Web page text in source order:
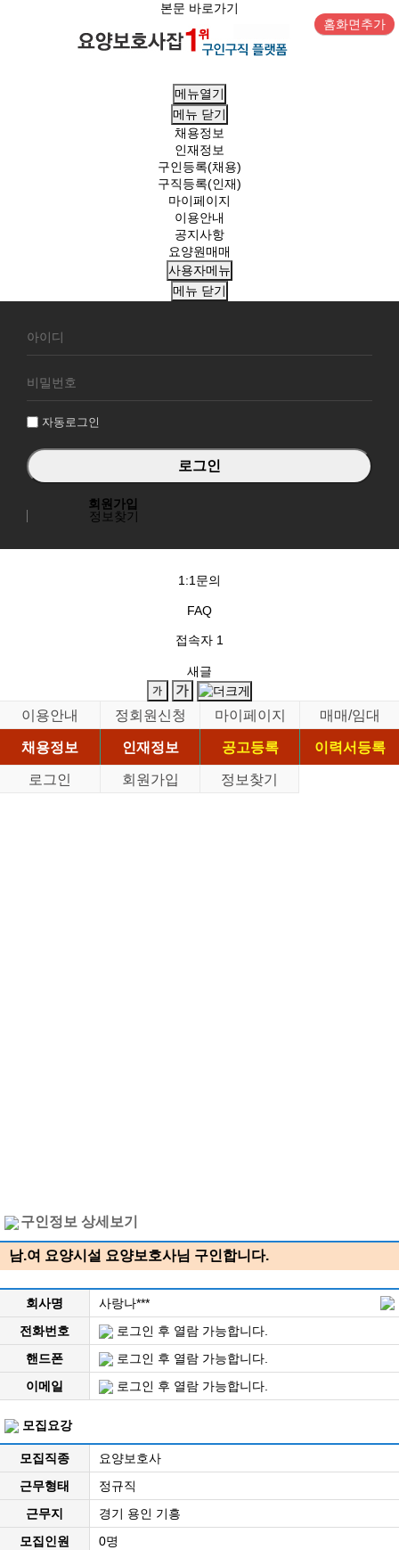
본문 바로가기
홈화면추가
메뉴열기
메뉴 닫기
채용정보
인재정보
구인등록(채용)
구직등록(인재)
마이페이지
이용안내
공지사항
요양원매매
사용자메뉴
메뉴 닫기
원
그
자동로그인
회원가입
정보찾기
1:1문의
FAQ
접속자 1
새글
이용안내 정회원신청 마이페이지
매매/임대
채용정보
인재정보 공고등록
이력서등록
로그인
회원가입 정보찾기
구인정보 상세보기
남.여 요양시설 요양보호사님 구인합니다.
회사명
사랑나***
전화번호
로그인 후 열람 가능합니다.
핸드폰
로그인 후 열람 가능합니다.
이메일
로그인 후 열람 가능합니다.
모집요강
모집직종
요양보호사
근무형태
정규직
근무지
경기 용인 기흥
모집인원
0명